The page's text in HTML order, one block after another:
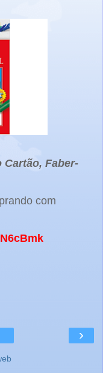
Cartão, Faber-
com
›